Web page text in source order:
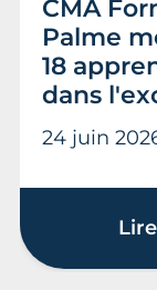
CMA
Palme
18
dans
24 juin